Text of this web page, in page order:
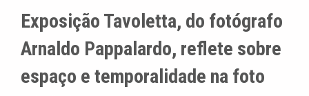
Exposição Tavoletta, do fotógrafo
Arnaldo Pappalardo, reflete sobre
espaço e temporalidade na foto